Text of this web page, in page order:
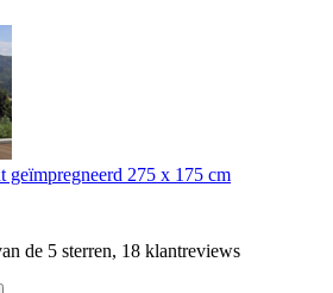
geïmpregneerd 275 x 175 cm
de 5 sterren, 18 klantreviews